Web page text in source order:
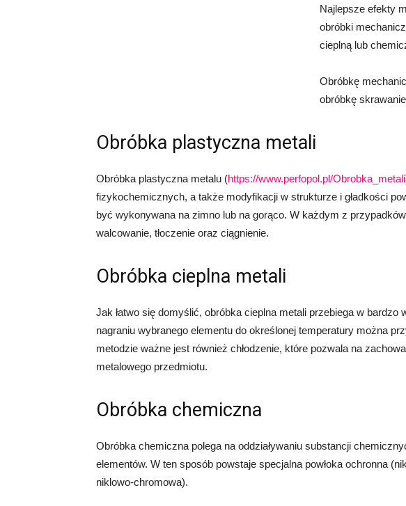
Najlepsze efekty
obróbki
cieplną lub
Obróbkę
obróbkę
Obróbka plastyczna metali
Obróbka plastyczna metalu (https://www.perfopol.pl/Obrobka_metali
fizykochemicznych, a także modyfikacji w strukturze i gładkości
być wykonywana na zimno lub na gorąco. W każdym z
walcowanie, tłoczenie oraz ciągnienie.
Obróbka cieplna metali
Jak łatwo się domyślić, obróbka cieplna metali przebiega w bardzo
nagraniu wybranego elementu do określonej temperatury można
metodzie ważne jest również chłodzenie, które pozwala na
metalowego przedmiotu.
Obróbka chemiczna
Obróbka chemiczna polega na oddziaływaniu substancji
elementów. W ten sposób powstaje specjalna powłoka ochronna
niklowo-chromowa).